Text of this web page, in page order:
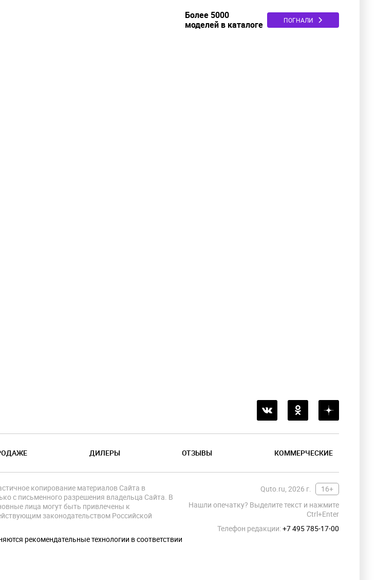
Более 5000
моделей в каталоге
ПОГНАЛИ
ДИЛЕРЫ ОТЗЫВЫ КОММЕРЧЕСКИЕ
Quto.ru, 2026 г.
16+
Нашли опечатку? Выделите текст и нажмите
Ctrl+Enter
Телефон редакции:+7 495 785-17-00
копирование материалов Сайта в
с письменного разрешения владельца Сайта. В
лица могут быть привлечены к
законодательством Российской
рекомендательные технологии в соответствии